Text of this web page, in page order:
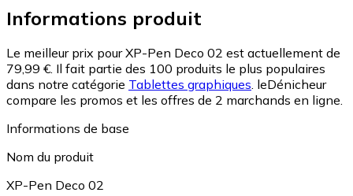
Informations produit
Le meilleur prix pour XP-Pen Deco 02 est actuellement de
79,99 €. Il fait partie des 100 produits le plus populaires
dans notre catégorie Tablettes graphiques. leDénicheur
compare les promos et les offres de 2 marchands en ligne.
Informations de base
Nom du produit
XP-Pen Deco 02